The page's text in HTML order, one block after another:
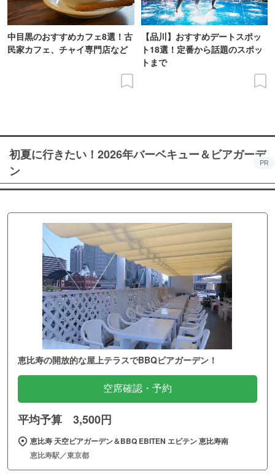
中目黒のおすすめカフェ8選！古
民家カフェ、チャイ専門店など
【品川】おすすめデートスポッ
ト18選！定番から話題のスポッ
トまで
初夏に行きたい！2026年バーベキュー＆ビアガーデ
ン
PR
恵比寿の開放的な屋上テラスでBBQビアガーデン！
空席確認・予約
平均予算 3,500円
恵比寿 天空ビアガーデン＆BBQ EBITEN エビテン 恵比寿南
恵比寿駅／東京都